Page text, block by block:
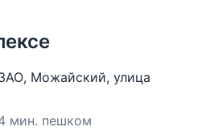
дизайнерском
премиальных материалов
себя, без компромиссов
дубовый паркет,
качественная встроенная
, Можайский, улица
мин. пешком